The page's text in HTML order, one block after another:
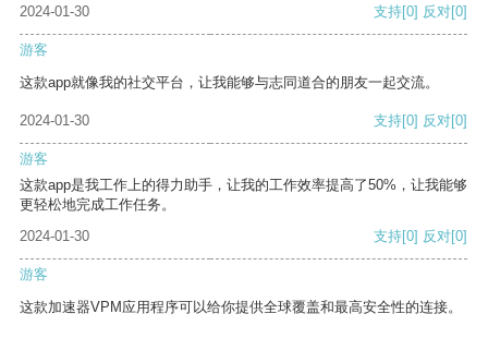
2024-01-30 支持[0] 反对[0]
游客
这款app就像我的社交平台，让我能够与志同道合的朋友一起交流。
2024-01-30 支持[0] 反对[0]
游客
这款app是我工作上的得力助手，让我的工作效率提高了50%，让我能够
更轻松地完成工作任务。
2024-01-30
支持[0] 反对[0]
游客
这款加速器VPM应用程序可以给你提供全球覆盖和最高安全性的连接。